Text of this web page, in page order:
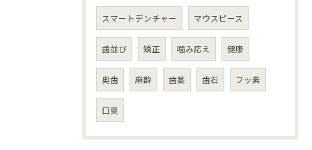
スマートデンチャー マウスピース
歯並び 矯正 噛み応え 健康
奥歯 麻酔 歯茎 歯石 フッ素
口臭